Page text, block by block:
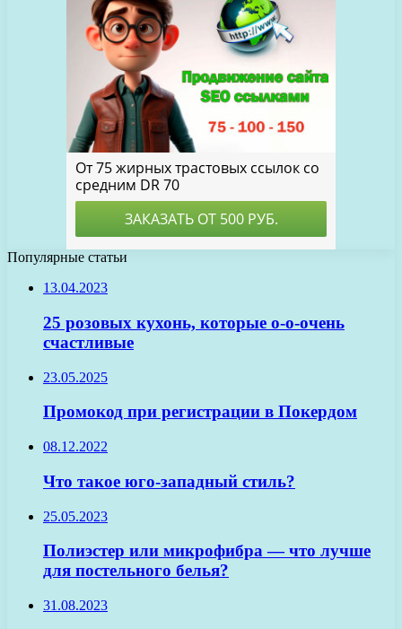
Популярные статьи
13.04.2023
25 розовых кухонь, которые о-о-очень
счастливые
23.05.2025
Промокод при регистрации в Покердом
08.12.2022
Что такое юго-западный стиль?
25.05.2023
Полиэстер или микрофибра — что лучше
для постельного белья?
31.08.2023